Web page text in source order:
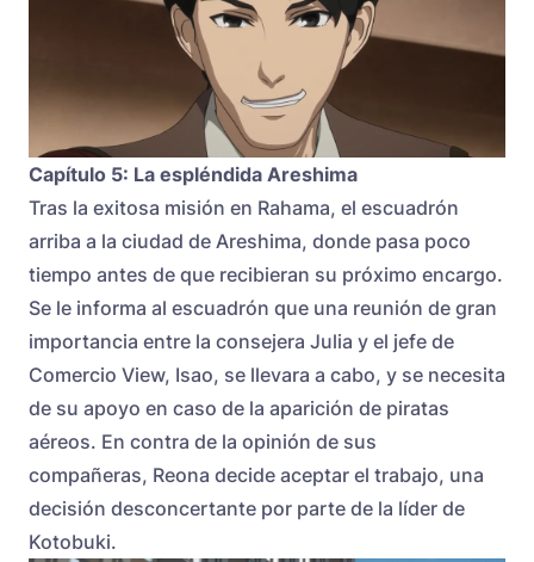
Capítulo 5: La espléndida Areshima
Tras la exitosa misión en Rahama, el escuadrón
arriba a la ciudad de Areshima, donde pasa poco
tiempo antes de que recibieran su próximo encargo.
Se le informa al escuadrón que una reunión de gran
importancia entre la consejera Julia y el jefe de
Comercio View, Isao, se llevara a cabo, y se necesita
de su apoyo en caso de la aparición de piratas
aéreos. En contra de la opinión de sus
compañeras, Reona decide aceptar el trabajo, una
decisión desconcertante por parte de la líder de
Kotobuki.